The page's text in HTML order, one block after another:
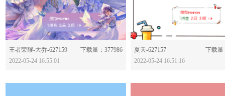
分享：
王者荣耀-大乔-627159
下载量：377986
2022-05-24 16:55:01
夏天-627157
下载量
2022-05-24 16:51:16